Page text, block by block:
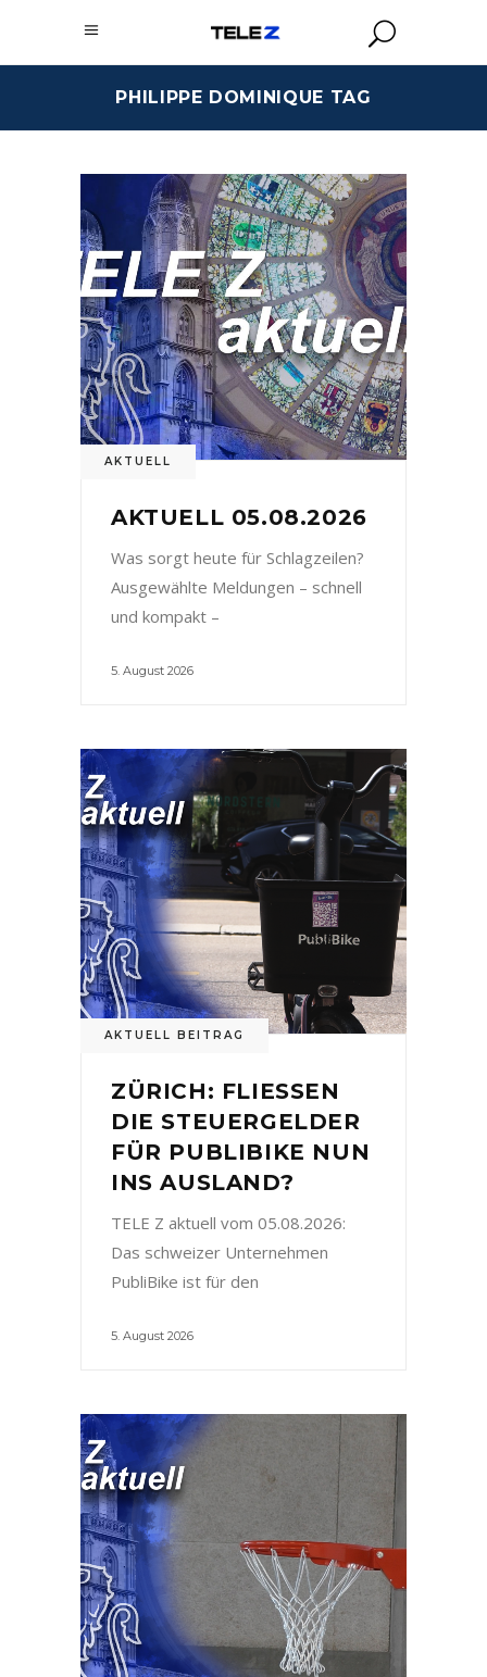
PHILIPPE DOMINIQUE TAG
AKTUELL
AKTUELL 05.08.2026
Was sorgt heute für Schlagzeilen?
Ausgewählte Meldungen – schnell
und kompakt –
5. August 2026
AKTUELL BEITRAG
ZÜRICH: FLIESSEN
DIE STEUERGELDER
FÜR PUBLIBIKE NUN
INS AUSLAND?
TELE Z aktuell vom 05.08.2026:
Das schweizer Unternehmen
PubliBike ist für den
5. August 2026